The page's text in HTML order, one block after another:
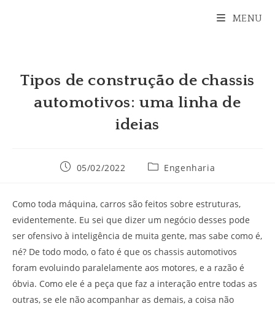
MENU
Tipos de construção de chassis
automotivos: uma linha de
ideias
Post05/02/2022
Categoria
Engenharia
Como toda máquina, carros são feitos sobre estruturas,
evidentemente. Eu sei que dizer um negócio desses pode
ser ofensivo à inteligência de muita gente, mas sabe como é,
né? De todo modo, o fato é que os chassis automotivos
foram evoluindo paralelamente aos motores, e a razão é
óbvia. Como ele é a peça que faz a interação entre todas as
outras, se ele não acompanhar as demais, a coisa não